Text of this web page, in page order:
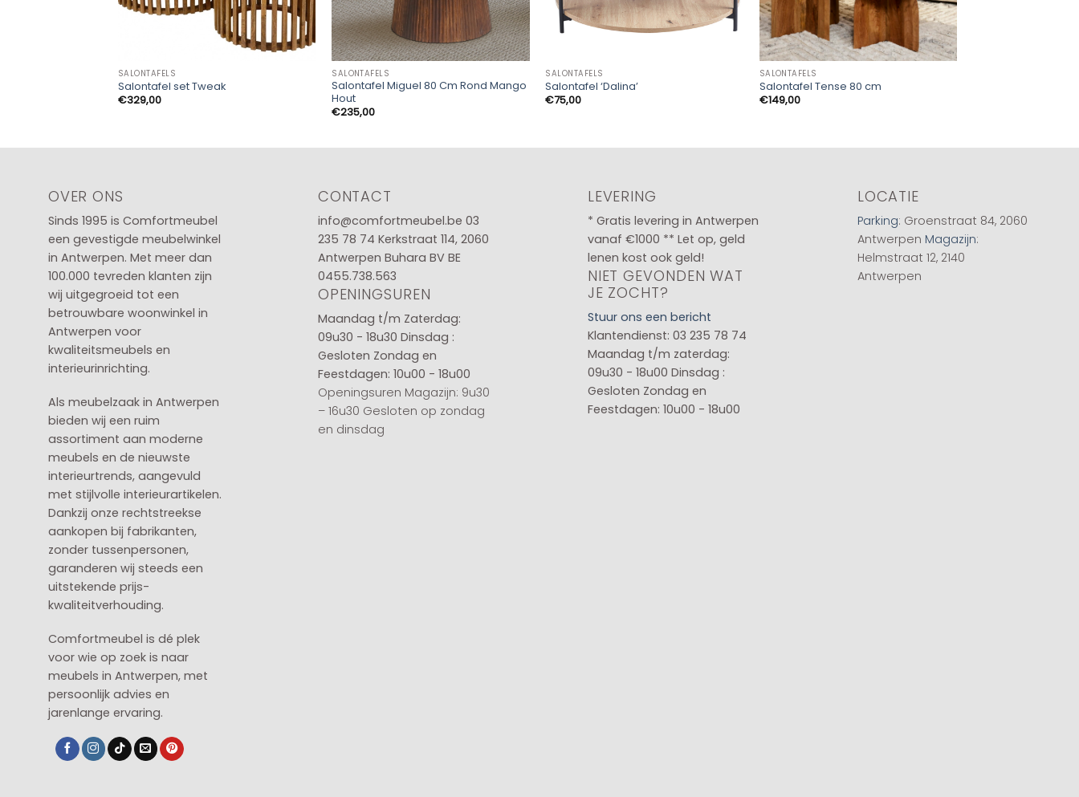
SALONTAFELS
Salontafel set Tweak
€329,00
SALONTAFELS
Salontafel Miguel 80 Cm Rond Mango
Hout
€235,00
SALONTAFELS
Salontafel ‘Dalina’
€75,00
SALONTAFELS
Salontafel Tense 80 cm
€149,00
OVER ONS
Sinds 1995 is Comfortmeubel
een gevestigde meubelwinkel
in Antwerpen. Met meer dan
100.000 tevreden klanten zijn
wij uitgegroeid tot een
betrouwbare woonwinkel in
Antwerpen voor
kwaliteitsmeubels en
interieurinrichting.
Als meubelzaak in Antwerpen
bieden wij een ruim
assortiment aan moderne
meubels en de nieuwste
interieurtrends, aangevuld
met stijlvolle interieurartikelen.
Dankzij onze rechtstreekse
aankopen bij fabrikanten,
zonder tussenpersonen,
garanderen wij steeds een
uitstekende prijs-
kwaliteitverhouding.
Comfortmeubel is dé plek
voor wie op zoek is naar
meubels in Antwerpen, met
persoonlijk advies en
jarenlange ervaring.
CONTACT
info@comfortmeubel.be 03
235 78 74 Kerkstraat 114, 2060
Antwerpen Buhara BV BE
0455.738.563
OPENINGSUREN
Maandag t/m Zaterdag:
09u30 - 18u30 Dinsdag :
Gesloten Zondag en
Feestdagen: 10u00 - 18u00
Openingsuren Magazijn: 9u30
– 16u30 Gesloten op zondag
en dinsdag
LEVERING
* Gratis levering in Antwerpen
vanaf €1000 ** Let op, geld
lenen kost ook geld!
NIET GEVONDEN WAT
JE ZOCHT?
Stuur ons een bericht
Klantendienst: 03 235 78 74
Maandag t/m zaterdag:
09u30 - 18u00 Dinsdag :
Gesloten Zondag en
Feestdagen: 10u00 - 18u00
LOCATIE
Parking: Groenstraat 84, 2060
Antwerpen Magazijn:
Helmstraat 12, 2140
Antwerpen